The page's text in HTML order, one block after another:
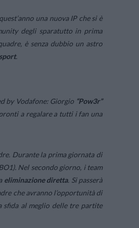
una nuova IP che si è
degli sparatutto in prima
è senza dubbio un astro
.
by Vodafone: Giorgio “Pow3r”
a regalare a tutti i fan una
Durante la prima giornata di
Nel secondo giorno, i team
eliminazione diretta. Si passerà
che avranno l’opportunità di
al meglio delle tre partite